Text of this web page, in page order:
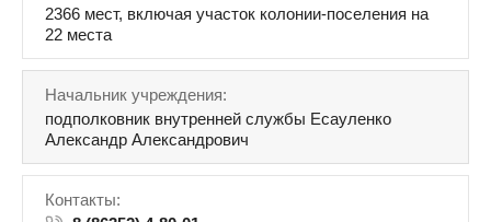
2366 мест, включая участок колонии-поселения на
22 места
Начальник учреждения:
подполковник внутренней службы Есауленко
Александр Александрович
Контакты: